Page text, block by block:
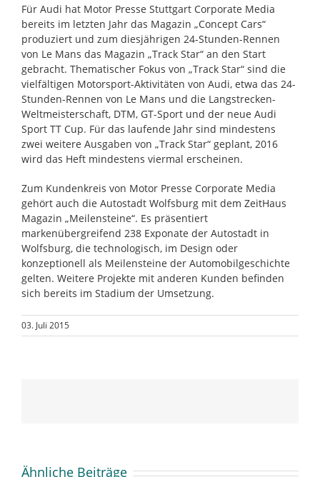
Für Audi hat Motor Presse Stuttgart Corporate Media
bereits im letzten Jahr das Magazin „Concept Cars“
produziert und zum diesjährigen 24-Stunden-Rennen
von Le Mans das Magazin „Track Star“ an den Start
gebracht. Thematischer Fokus von „Track Star“ sind die
vielfältigen Motorsport-Aktivitäten von Audi, etwa das 24-
Stunden-Rennen von Le Mans und die Langstrecken-
Weltmeisterschaft, DTM, GT-Sport und der neue Audi
Sport TT Cup. Für das laufende Jahr sind mindestens
zwei weitere Ausgaben von „Track Star“ geplant, 2016
wird das Heft mindestens viermal erscheinen.
Zum Kundenkreis von Motor Presse Corporate Media
gehört auch die Autostadt Wolfsburg mit dem ZeitHaus
Magazin „Meilensteine“. Es präsentiert
markenübergreifend 238 Exponate der Autostadt in
Wolfsburg, die technologisch, im Design oder
konzeptionell als Meilensteine der Automobilgeschichte
gelten. Weitere Projekte mit anderen Kunden befinden
sich bereits im Stadium der Umsetzung.
03. Juli 2015
Ähnliche Beiträge